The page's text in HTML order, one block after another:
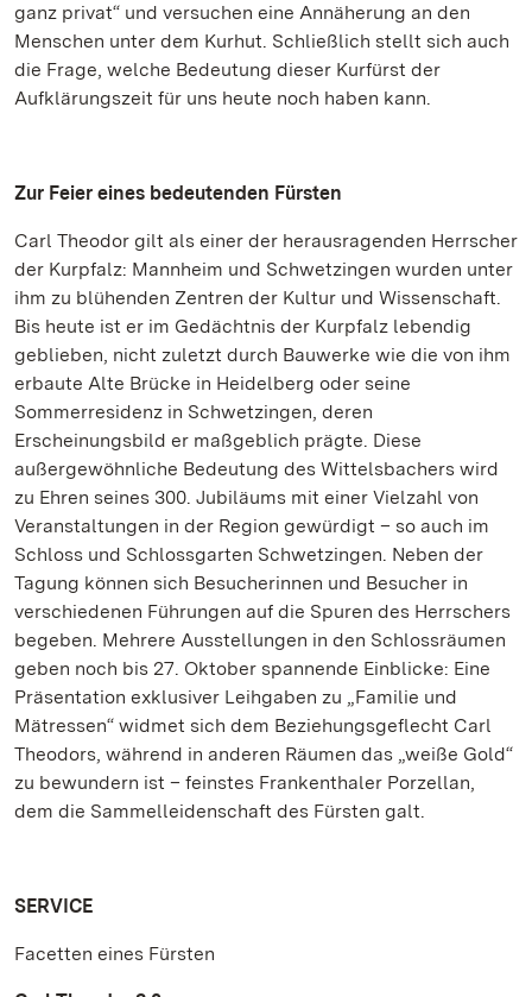
ganz privat“ und versuchen eine Annäherung an den
Menschen unter dem Kurhut. Schließlich stellt sich auch
die Frage, welche Bedeutung dieser Kurfürst der
Aufklärungszeit für uns heute noch haben kann.
Zur Feier eines bedeutenden Fürsten
Carl Theodor gilt als einer der herausragenden Herrscher
der Kurpfalz: Mannheim und Schwetzingen wurden unter
ihm zu blühenden Zentren der Kultur und Wissenschaft.
Bis heute ist er im Gedächtnis der Kurpfalz lebendig
geblieben, nicht zuletzt durch Bauwerke wie die von ihm
erbaute Alte Brücke in Heidelberg oder seine
Sommerresidenz in Schwetzingen, deren
Erscheinungsbild er maßgeblich prägte. Diese
außergewöhnliche Bedeutung des Wittelsbachers wird
zu Ehren seines 300. Jubiläums mit einer Vielzahl von
Veranstaltungen in der Region gewürdigt – so auch im
Schloss und Schlossgarten Schwetzingen. Neben der
Tagung können sich Besucherinnen und Besucher in
verschiedenen Führungen auf die Spuren des Herrschers
begeben. Mehrere Ausstellungen in den Schlossräumen
geben noch bis 27. Oktober spannende Einblicke: Eine
Präsentation exklusiver Leihgaben zu „Familie und
Mätressen“ widmet sich dem Beziehungsgeflecht Carl
Theodors, während in anderen Räumen das „weiße Gold“
zu bewundern ist – feinstes Frankenthaler Porzellan,
dem die Sammelleidenschaft des Fürsten galt.
SERVICE
Facetten eines Fürsten